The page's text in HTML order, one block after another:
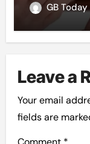
GB Today
Leave a
Your email
fields are